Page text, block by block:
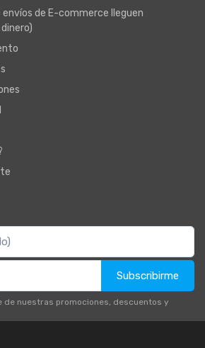
de E-commerce lleguen
Subscribirme
de nuestras promociones, descuentos y